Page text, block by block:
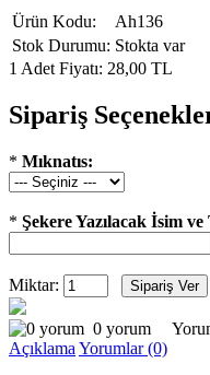
Ürün Kodu:
Ah136
Stok Durumu: Stokta var
1 Adet Fiyatı: 28,00 TL
Sipariş
* Mıknatıs:
* Şekere Yazılacak İsim
Miktar:
0 yorum
Açıklama Yorumlar (0)